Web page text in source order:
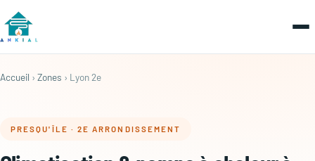
Accueil › Zones › Lyon 2e
PRESQU'ÎLE · 2E ARRONDISSEMENT